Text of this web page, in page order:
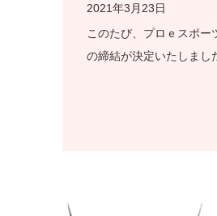
2021年3月23日
このたび、プロｅスポ
の締結が決定いたしま